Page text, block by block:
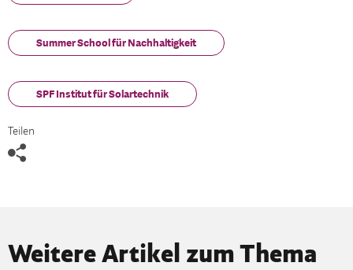
Summer School für Nachhaltigkeit
SPF Institut für Solartechnik
Teilen
Weitere Artikel zum Thema